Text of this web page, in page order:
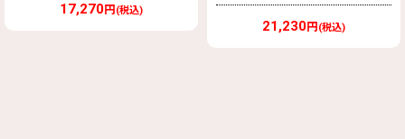
17,270円 (税込)
21,230円 (税込)